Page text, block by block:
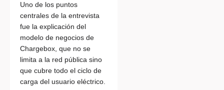
Uno de los puntos
centrales de la entrevista
fue la explicación del
modelo de negocios de
Chargebox, que no se
limita a la red pública sino
que cubre todo el ciclo de
carga del usuario eléctrico.